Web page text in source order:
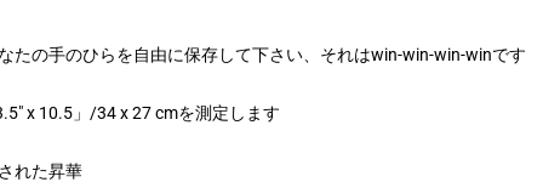
たの手のひらを自由に保存して下さい、それはwin-win-win-winです
x 10.5」/34 x 27 cmを測定します
れた昇華